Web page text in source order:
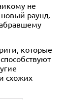
не
новый раунд.
которые
схожих